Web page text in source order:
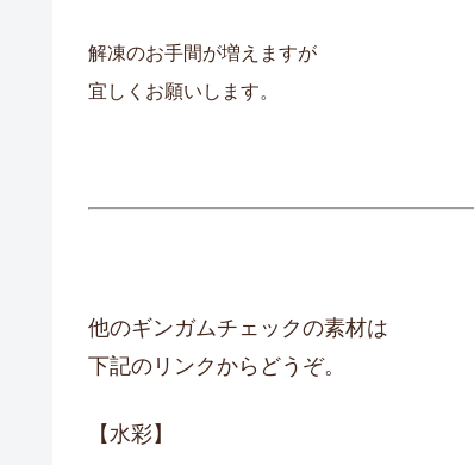
解凍のお手間が増えますが
宜しくお願いします。
他のギンガムチェックの素材は
下記のリンクからどうぞ。
【水彩】